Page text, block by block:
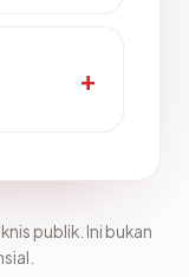
publik. Ini bukan